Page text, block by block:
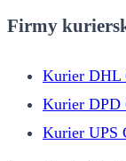
Firmy
Kurier DHL
Kurier DPD
Kurier UPS